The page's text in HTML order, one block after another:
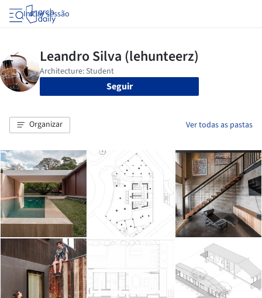
Iniciar sessão
Seguir
Organizar Ver todas as pastas